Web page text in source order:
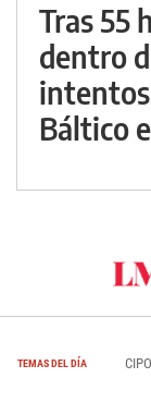
Tras 55
dentro
Báltico
TEMAS DEL DÍA